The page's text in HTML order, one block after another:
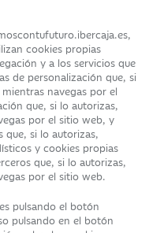
cookies propias
y a los servicios que
de personalización que, si
navegas por el
que, si lo autorizas,
por el sitio web, y
que, si lo autorizas,
y cookies propias
que, si lo autorizas,
por el sitio web.
pulsando el botón
pulsando en el botón
DE COOKIES
A-99319030 R.M. de
2. 50008-Zaragoza.